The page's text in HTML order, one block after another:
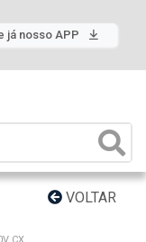
já nosso APP
VOLTAR